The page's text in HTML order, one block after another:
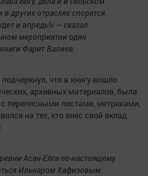
в других отраслях спорятся.
и впредь!» — сказал
мероприятии один
Фарит Валиев.
что в книгу вошло
архивных материалов, была
переписными листами, метриками,
на тех, кто внес свой вклад
Асан-Елга по-настоящему
Ильнаром Хафизовым.